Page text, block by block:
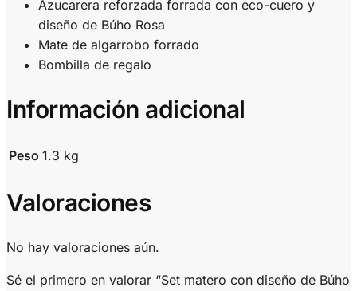
Azucarera reforzada forrada con eco-cuero y
diseño de Búho Rosa
Mate de algarrobo forrado
Bombilla de regalo
Información adicional
Peso 1.3 kg
Valoraciones
No hay valoraciones aún.
Sé el primero en valorar “Set matero con diseño de Búho